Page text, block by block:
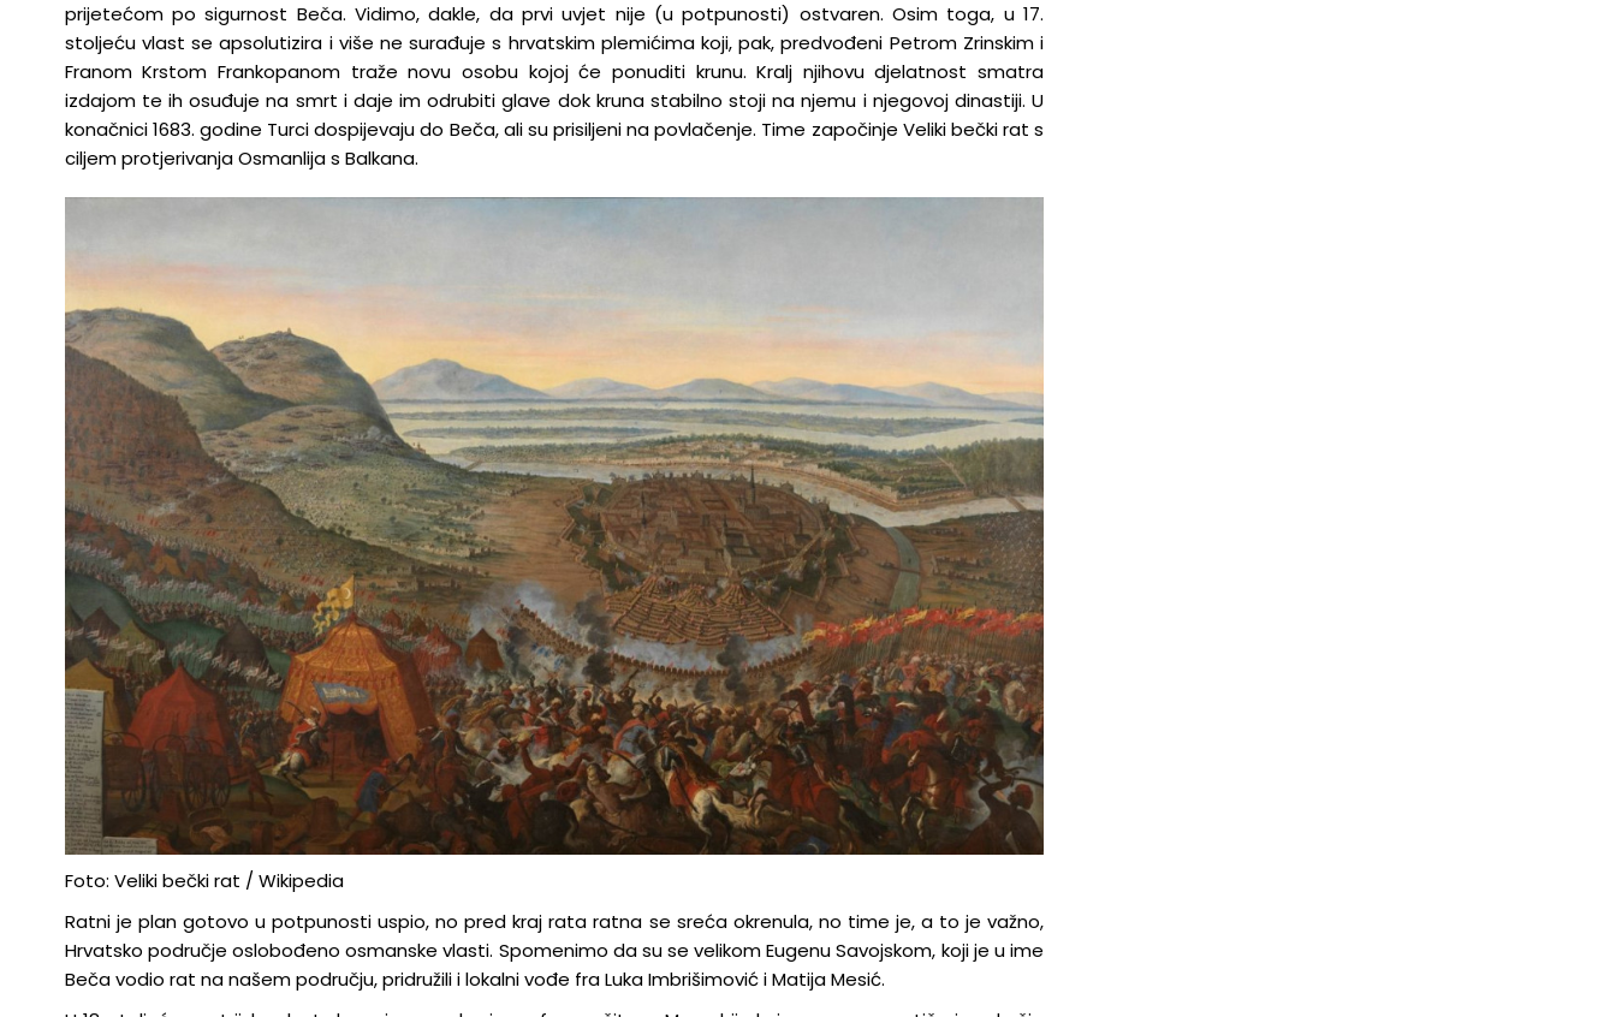
prijetećom po sigurnost Beča. Vidimo, dakle, da prvi uvjet nije (u potpunosti) ostvaren. Osim toga, u 17.
stoljeću vlast se apsolutizira i više ne surađuje s hrvatskim plemićima koji, pak, predvođeni Petrom Zrinskim i
Franom Krstom Frankopanom traže novu osobu kojoj će ponuditi krunu. Kralj njihovu djelatnost smatra
izdajom te ih osuđuje na smrt i daje im odrubiti glave dok kruna stabilno stoji na njemu i njegovoj dinastiji. U
konačnici 1683. godine Turci dospijevaju do Beča, ali su prisiljeni na povlačenje. Time započinje Veliki bečki rat s
ciljem protjerivanja Osmanlija s Balkana.
Foto: Veliki bečki rat / Wikipedia
Ratni je plan gotovo u potpunosti uspio, no pred kraj rata ratna se sreća okrenula, no time je, a to je važno,
Hrvatsko područje oslobođeno osmanske vlasti. Spomenimo da su se velikom Eugenu Savojskom, koji je u ime
Beča vodio rat na našem području, pridružili i lokalni vođe fra Luka Imbrišimović i Matija Mesić.